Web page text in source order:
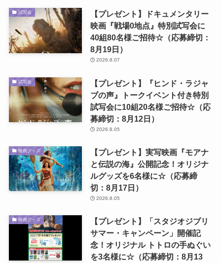
試写会
【プレゼント】ドキュメンタリー
映画『戦場0地点』特別試写会に
40組80名様ご招待☆（応募締切：
8月19日）
2026.8.07
試写会
【プレゼント】『ヒンド・ラジャ
ブの声』トークイベント付き特別
試写会に10組20名様ご招待☆（応
募締切：8月12日）
2026.8.05
映画グッズ
【プレゼント】実写映画『モアナ
と伝説の海』公開記念！オリジナ
ルグッズを6名様に☆（応募締
切：8月17日）
2026.8.05
映画グッズ
【プレゼント】「スタジオジブリ
サマー・キャンペーン」開催記
念！オリジナル トトロの手ぬぐい
を3名様に☆（応募締切：8月13